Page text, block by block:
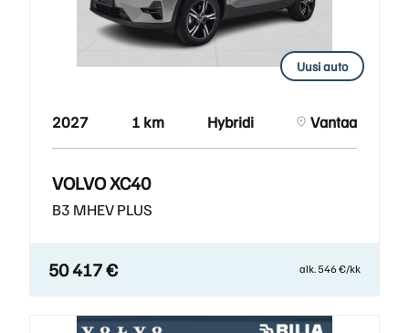
Uusi auto
2027 1 km Hybridi Vantaa
VOLVO XC40
B3 MHEV PLUS
50 417 € alk. 546 €/kk